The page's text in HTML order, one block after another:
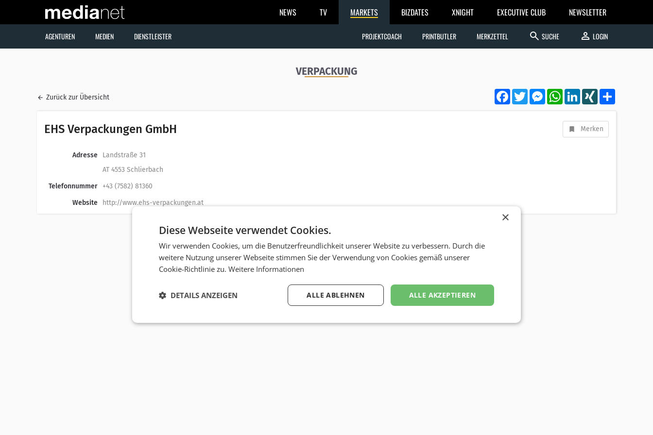
NEWS TV MARKETS BIZDATES XNIGHT EXECUTIVE CLUB NEWSLETTER
AGENTUREN MEDIEN DIENSTLEISTER PROJEKTCOACH PRINTBUTLER MERKZETTEL search SUCHE person LOGIN
VERPACKUNG
Zurück zur Übersicht
FacebookTwitterMessengerWhatsApp
LinkedInXING
EHS Verpackungen GmbH Merken
Adresse
Landstraße 31
AT 4553 Schlierbach
Telefonnummer
+43 (7582) 81360
Website
http://www.ehs-verpackungen.at
×
Diese Webseite verwendet Cookies.
Wir verwenden Cookies, um die Benutzerfreundlichkeit unserer Website zu verbessern. Durch die
weitere Nutzung unserer Webseite stimmen Sie der Verwendung von Cookies gemäß unserer
Cookie-Richtlinie zu. Weitere Informationen
ALLE AKZEPTIEREN
ALLE ABLEHNEN
DETAILS ANZEIGEN